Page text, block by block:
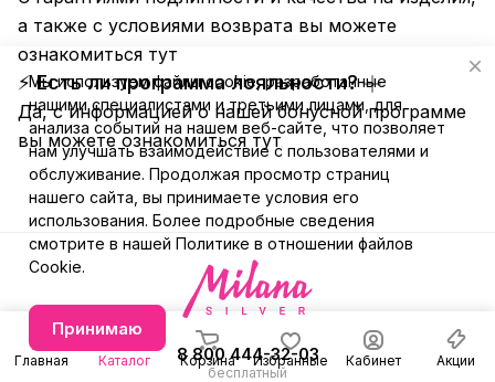
а также с условиями возврата вы можете
ознакомиться тут
⚡ Есть ли программа лояльности?
Да, с информацией о нашей бонусной программе
вы можете ознакомитьсятут
Главная Каталог Корзина Избранные Кабинет Акции
8 800 444-32-03
бесплатный
Мы используем файлы cookie, разработанные
нашими специалистами и третьими лицами, для
анализа событий на нашем веб-сайте, что позволяет
нам улучшать взаимодействие с пользователями и
обслуживание. Продолжая просмотр страниц
нашего сайта, вы принимаете условия его
использования. Более подробные сведения
смотрите в нашей Политике в отношении файлов
Cookie.
Принимаю